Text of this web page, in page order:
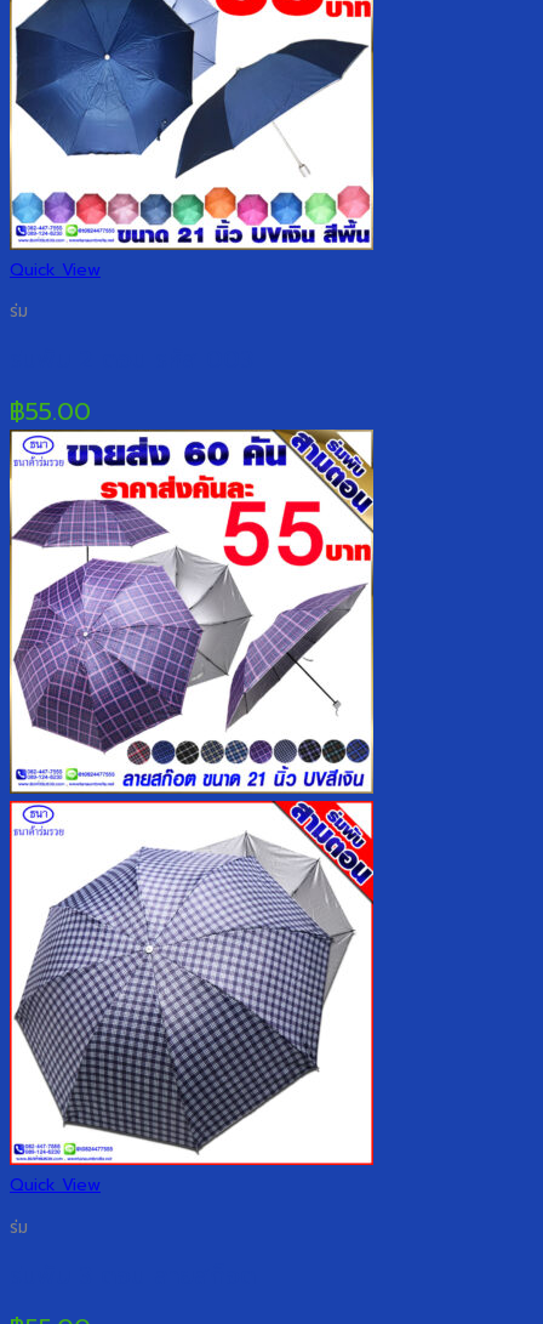
Quick View
ร่ม
฿55.00
Quick View
ร่ม